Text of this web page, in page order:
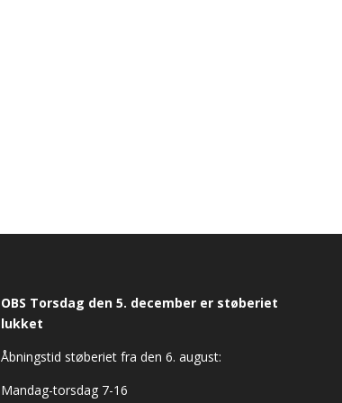
OBS Torsdag den 5. december er støberiet
lukket
Åbningstid støberiet fra den 6. august:
Mandag-torsdag 7-16